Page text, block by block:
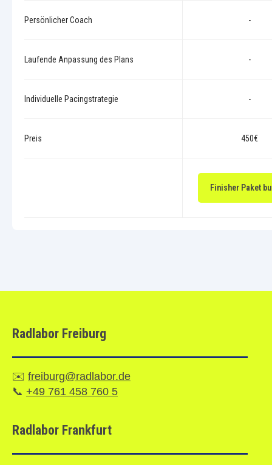
Persönlicher Coach -
Laufende Anpassung des Plans -
Individuelle Pacingstrategie -
Preis 450€
Finisher Paket
Radlabor Freiburg
✉️ freiburg@radlabor.de
📞 +49 761 458 760 5
Radlabor Frankfurt